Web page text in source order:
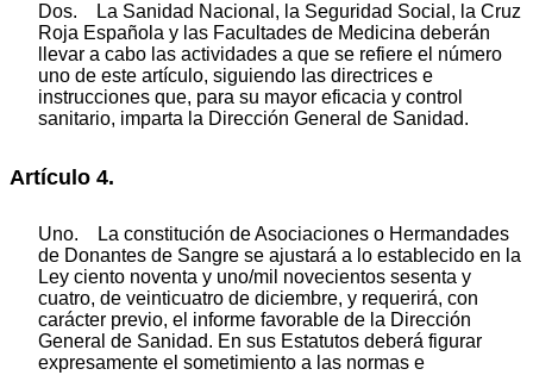
Dos. La Sanidad Nacional, la Seguridad Social, la Cruz
Roja Española y las Facultades de Medicina deberán
llevar a cabo las actividades a que se refiere el número
uno de este artículo, siguiendo las directrices e
instrucciones que, para su mayor eficacia y control
sanitario, imparta la Dirección General de Sanidad.
Artículo 4.
Uno. La constitución de Asociaciones o Hermandades
de Donantes de Sangre se ajustará a lo establecido en la
Ley ciento noventa y uno/mil novecientos sesenta y
cuatro, de veinticuatro de diciembre, y requerirá, con
carácter previo, el informe favorable de la Dirección
General de Sanidad. En sus Estatutos deberá figurar
expresamente el sometimiento a las normas e